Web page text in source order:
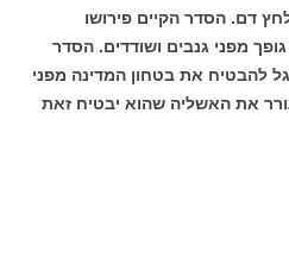
דם. הסדר הקיים פירושו
מפני גנבים ושודדים. הסדר
להבטיח את בטחון המדינה מפני
את האשליה שהוא יבטיח זאת